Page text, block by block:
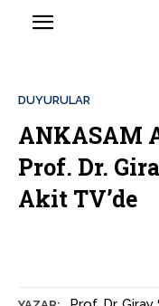
DUYURULAR
ANKASAM
Prof. Dr.
Akit TV’de